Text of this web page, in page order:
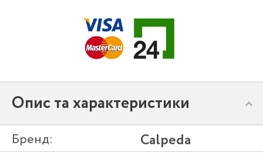
Опис та характеристики
Бренд: Calpeda